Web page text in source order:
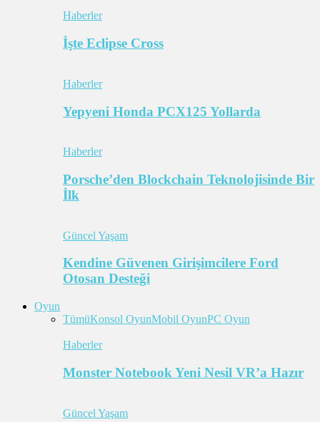
Haberler
İşte Eclipse Cross
Haberler
Yepyeni Honda PCX125 Yollarda
Haberler
Porsche’den Blockchain Teknolojisinde Bir
İlk
Güncel Yaşam
Kendine Güvenen Girişimcilere Ford
Otosan Desteği
Oyun
TümüKonsol OyunMobil OyunPC Oyun
Haberler
Monster Notebook Yeni Nesil VR’a Hazır
Güncel Yaşam